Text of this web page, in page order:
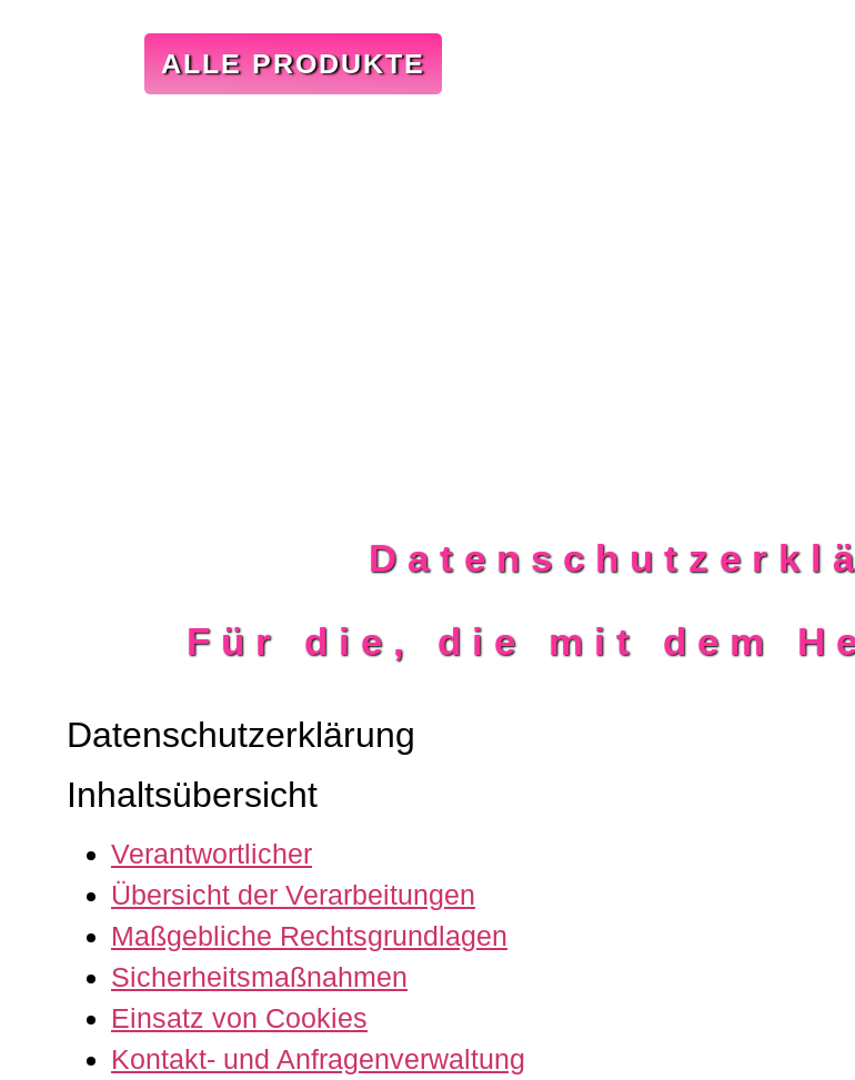
ALLE PRODUKTE
Für die, die mit dem
Datenschutzerklärung
Inhaltsübersicht
Verantwortlicher
Übersicht der Verarbeitungen
Maßgebliche Rechtsgrundlagen
Sicherheitsmaßnahmen
Einsatz von Cookies
Kontakt- und Anfragenverwaltung